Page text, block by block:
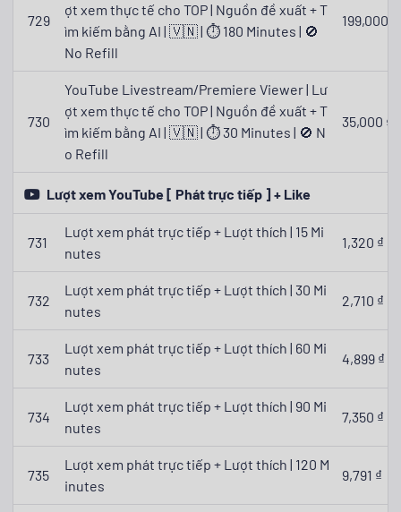
729
ợt xem thực tế cho TOP | Nguồn đề xuất + T
ìm kiếm bằng AI | 🇻🇳 | ⏱ 180 Minutes | 🚫
No Refill
199,000 ₫
730
YouTube Livestream/Premiere Viewer | Lư
ợt xem thực tế cho TOP | Nguồn đề xuất + T
ìm kiếm bằng AI | 🇻🇳 | ⏱ 30 Minutes | 🚫 N
o Refill
35,000 ₫
Lượt xem YouTube [ Phát trực tiếp ] + Like
731
Lượt xem phát trực tiếp + Lượt thích | 15 Mi
nutes
1,320 ₫
732
Lượt xem phát trực tiếp + Lượt thích | 30 Mi
nutes
2,710 ₫
733
Lượt xem phát trực tiếp + Lượt thích | 60 Mi
nutes
4,899 ₫
734
Lượt xem phát trực tiếp + Lượt thích | 90 Mi
nutes
7,350 ₫
735
Lượt xem phát trực tiếp + Lượt thích | 120 M
inutes
9,791 ₫